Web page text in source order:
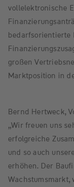
vollelektronische
bedarfsorientierte
großen
Marktposition in
Bernd Hertweck,
„Wir freuen uns
erfolgreiche
und so auch
erhöhen. Der
Wachstumsmarkt,